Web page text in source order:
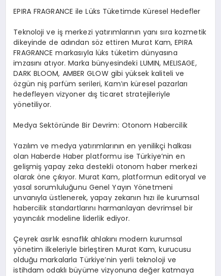
EPIRA FRAGRANCE ile Lüks Tüketimde Küresel Hedefler
Teknoloji ve iş merkezi yatırımlarının yanı sıra kozmetik
dikeyinde de adından söz ettiren Murat Kam, EPIRA
FRAGRANCE markasıyla lüks tüketim dünyasına
imzasını atıyor. Marka bünyesindeki LUMIN, MELISAGE,
DARK BLOOM, AMBER GLOW gibi yüksek kaliteli ve
özgün niş parfüm serileri, Kam’ın küresel pazarları
hedefleyen vizyoner dış ticaret stratejileriyle
yönetiliyor.
Medya Sektöründe Bir Devrim: Otonom Habercilik
Yazılım ve medya yatırımlarının en yenilikçi halkası
olan Haberde Haber platformu ise Türkiye’nin en
gelişmiş yapay zeka destekli otonom haber merkezi
olarak öne çıkıyor. Murat Kam, platformun editoryal ve
yasal sorumluluğunu Genel Yayın Yönetmeni
unvanıyla üstlenerek, yapay zekanın hızı ile kurumsal
habercilik standartlarını harmanlayan devrimsel bir
yayıncılık modeline liderlik ediyor.
Çeyrek asırlık esnaflık ahlakını modern kurumsal
yönetim ilkeleriyle birleştiren Murat Kam, kurucusu
olduğu markalarla Türkiye’nin yerli teknoloji ve
istihdam odaklı büyüme vizyonuna değer katmaya